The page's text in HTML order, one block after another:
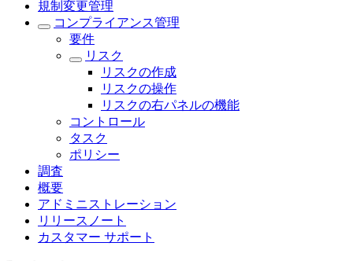
規制変更管理
コンプライアンス管理
要件
リスク
リスクの作成
リスクの操作
リスクの右パネルの機能
コントロール
タスク
ポリシー
調査
概要
アドミニストレーション
リリースノート
カスタマー サポート